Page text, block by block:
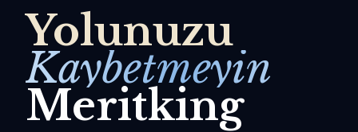
Yolunuzu
Kaybetmeyin
Meritking